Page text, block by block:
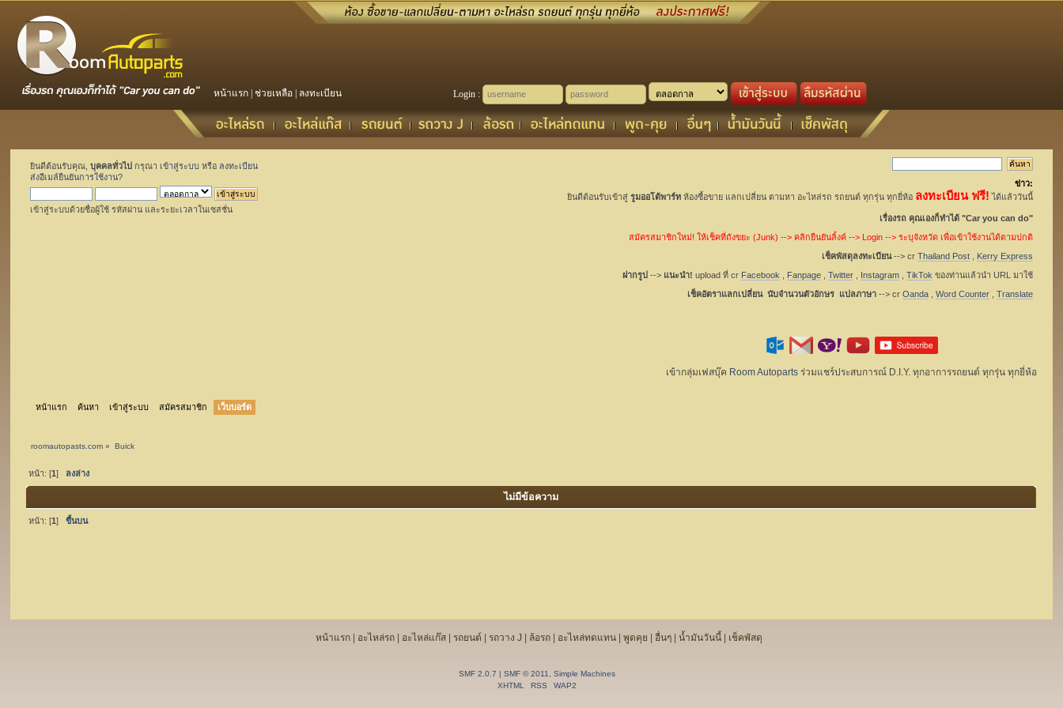
หน้าแรก ช่วยเหลือ ลงทะเบียน Login :
ยินดีต้อนรับคุณ,บุคคลทั่วไป กรุณา เข้าสู่ระบบ หรือ ลงทะเบียน
ส่งอีเมล์ยืนยันการใช้งาน?
เข้าสู่ระบบด้วยชื่อผู้ใช้ รหัสผ่าน และระยะเวลาในเซสชั่น
ข่าว:
ยินดีต้อนรับเข้าสู่ รูมออโต้พาร์ทห้องซื้อขาย แลกเปลี่ยน ตามหา อะไหล่รถ รถยนต์ ทุกรุ่น ทุกยี่ห้อ ลงทะเบียน ฟรี! ได้แล้ววันนี้
เรื่องรถ คุณเองก็ทำได้ "Car you can do"
สมัครสมาชิกใหม่! ให้เช็คที่ถังขยะ (Junk) --> คลิกยืนยันลิ้งค์ --> Login --> ระบุจังหวัด เพื่อเข้าใช้งานได้ตามปกติ
เช็คพัสดุลงทะเบียน--> cr Thailand Post,
Kerry Express
ฝากรูป --> แนะนำ! upload ที่ cr Facebook Fanpage, Twitter, Instagram, TikTok ของท่านแล้วนำ URL มาใช้
เช็คอัตราแลกเปลี่ยน นับจำนวนตัวอักษร แปลภาษา--> cr Oanda, Word Counter, Translate
เข้ากลุ่มเฟสบุ๊ค Room Autopartsร่วมแชร์ประสบการณ์ D.I.Y. ทุกอาการรถยนต์ ทุกรุ่น ทุกยี่ห้อ
หน้าแรก ค้นหา เข้าสู่ระบบ สมัครสมาชิก เว็บบอร์ด
roomautopasts.com » Buick
หน้า: [1] ลงล่าง
ไม่มีข้อความ
หน้า: [1 ] ขึ้นบน
หน้าแรก อะไหล่รถ อะไหล่แก๊ส รถยนต์ รถวาง J ล้อรถ อะไหล่ทดแทน |พูดคุย |อื่นๆ |น้ำมันวันนี้ เช็คพัสดุ
SMF 2.0.7 |SMF © 2011 ,Simple Machines
XHTML
RSS WAP2